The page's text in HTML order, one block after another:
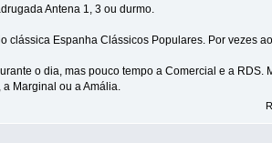
Antena 1, 3 ou durmo.
clássica Espanha Clássicos Populares. Por vezes
o dia, mas pouco tempo a Comercial e a RDS.
Marginal ou a Amália.